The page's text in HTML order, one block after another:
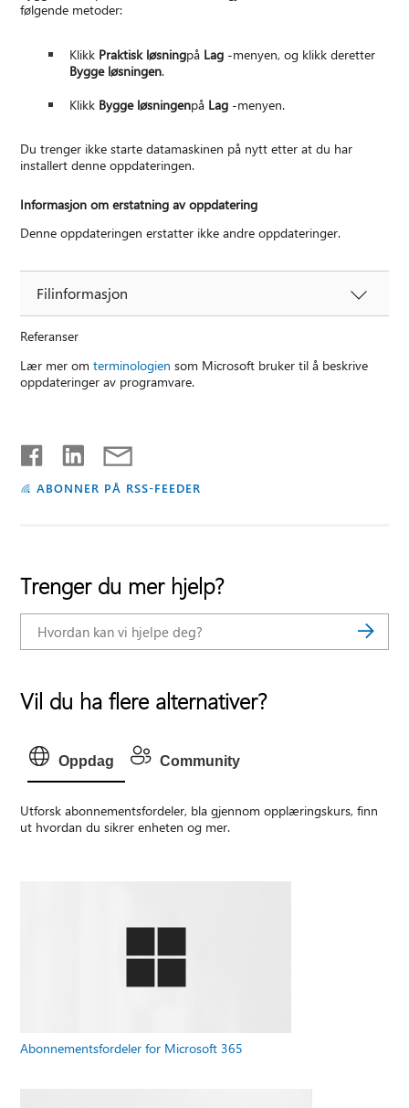
følgende metoder:
Klikk Praktisk løsningpå Lag -menyen, og klikk deretter
Bygge løsningen.
Klikk Bygge løsningenpå Lag -menyen.
Du trenger ikke starte datamaskinen på nytt etter at du har
installert denne oppdateringen.
Informasjon om erstatning av oppdatering
Denne oppdateringen erstatter ikke andre oppdateringer.
Filinformasjon
Referanser
Lær mer omterminologien som Microsoft bruker til å beskrive
oppdateringer av programvare.
ABONNER PÅ RSS-FEEDER
Trenger du mer hjelp?
Vil du ha flere alternativer?
Oppdag Community
Utforsk abonnementsfordeler, bla gjennom opplæringskurs, finn
ut hvordan du sikrer enheten og mer.
Abonnementsfordeler for Microsoft 365